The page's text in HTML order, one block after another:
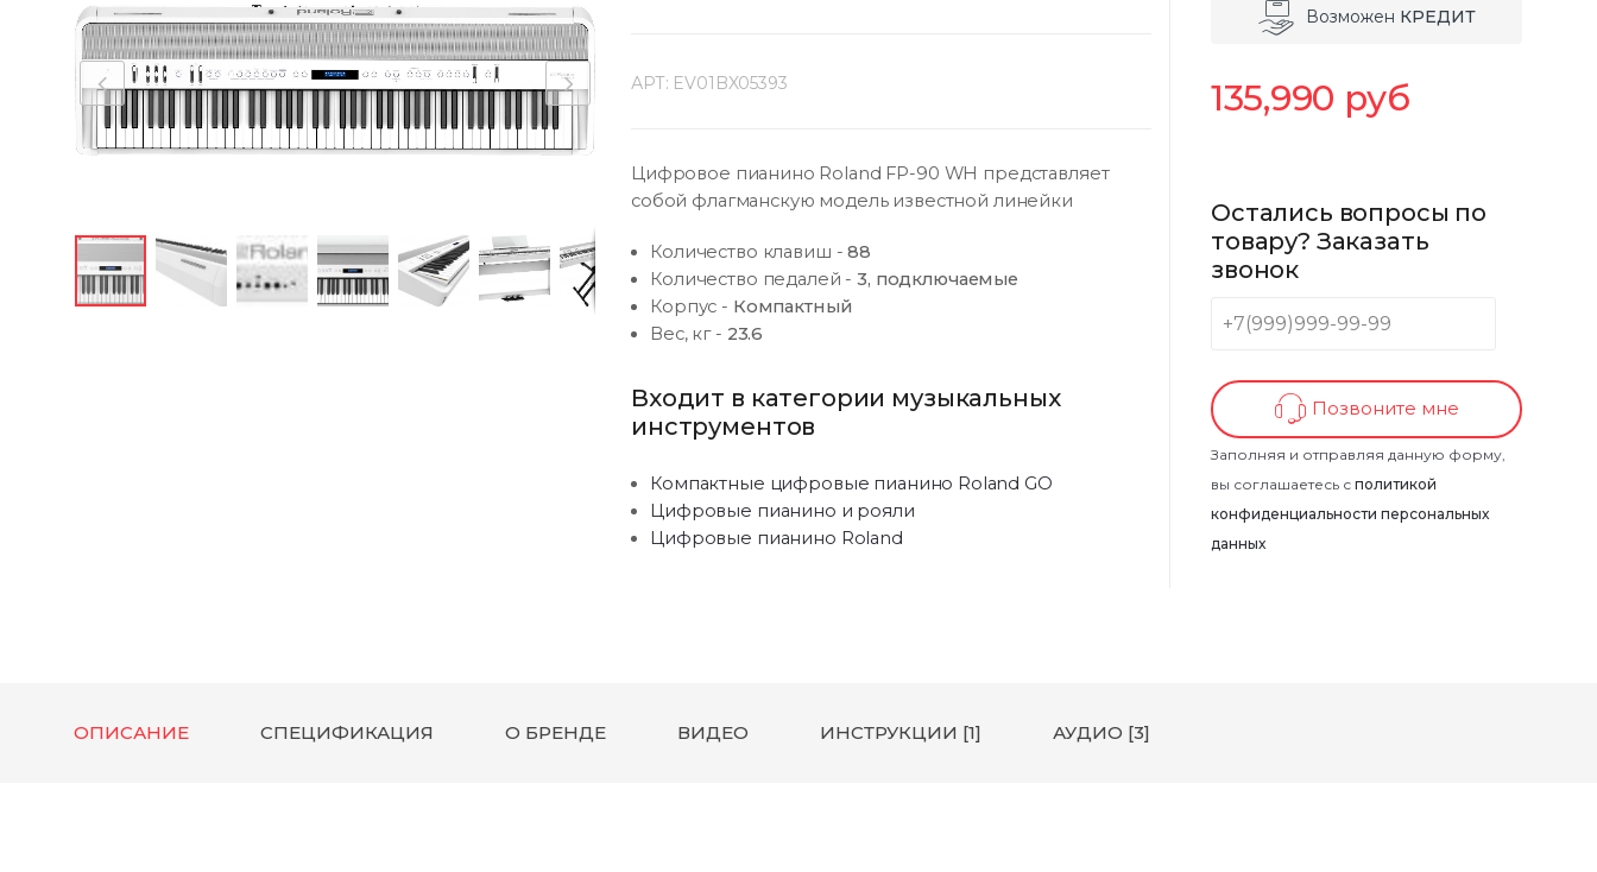
АРТ: EV01BX05393
Цифровое пианино Roland FP-90 WH представляет
собой флагманскую модель известной линейки
Количество клавиш -88
Количество педалей -3, подключаемые
Корпус - Компактный
Вес, кг - 23.6
Входит в категории музыкальных
инструментов
Компактные цифровые пианино Roland GO
Цифровые пианино и рояли
Цифровые пианино Roland
Возможен КРЕДИТ
135,990 руб
Остались вопросы по
товару? Заказать
звонок
Позвоните мне
Заполняя и отправляя данную форму,
вы соглашаетесь с политикой
конфиденциальности персональных
данных
ОПИСАНИЕ СПЕЦИФИКАЦИЯ О БРЕНДЕ ВИДЕО ИНСТРУКЦИИ [1] АУДИО [3]